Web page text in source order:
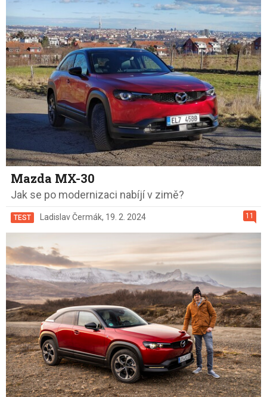
Mazda MX-30
Jak se po modernizaci nabíjí v zimě?
11
TEST Ladislav Čermák, 19. 2. 2024